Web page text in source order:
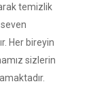
temizlik
Her bireyin
sizlerin